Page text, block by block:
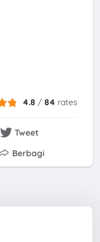
4.8 / 84 rates
Tweet
Berbagi